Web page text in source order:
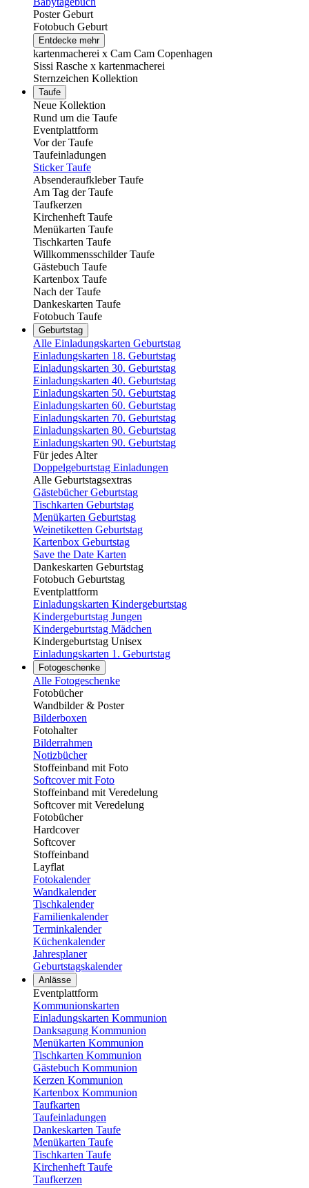
Poster Geburt
Fotobuch Geburt
Entdecke mehr
kartenmacherei x Cam Cam Copenhagen
Sissi Rasche x kartenmacherei
Sternzeichen Kollektion
Taufe
Neue Kollektion
Rund um die Taufe
Eventplattform
Vor der Taufe
Taufeinladungen
Sticker Taufe
Absenderaufkleber Taufe
Am Tag der Taufe
Taufkerzen
Kirchenheft Taufe
Menükarten Taufe
Tischkarten Taufe
Willkommensschilder Taufe
Gästebuch Taufe
Kartenbox Taufe
Nach der Taufe
Dankeskarten Taufe
Fotobuch Taufe
Geburtstag
Alle Einladungskarten Geburtstag
Einladungskarten 18. Geburtstag
Einladungskarten 30. Geburtstag
Einladungskarten 40. Geburtstag
Einladungskarten 50. Geburtstag
Einladungskarten 60. Geburtstag
Einladungskarten 70. Geburtstag
Einladungskarten 80. Geburtstag
Einladungskarten 90. Geburtstag
Für jedes Alter
Doppelgeburtstag Einladungen
Alle Geburtstagsextras
Gästebücher Geburtstag
Tischkarten Geburtstag
Menükarten Geburtstag
Weinetiketten Geburtstag
Kartenbox Geburtstag
Save the Date Karten
Dankeskarten Geburtstag
Fotobuch Geburtstag
Eventplattform
Einladungskarten Kindergeburtstag
Kindergeburtstag Jungen
Kindergeburtstag Mädchen
Kindergeburtstag Unisex
Einladungskarten 1. Geburtstag
Fotogeschenke
Alle Fotogeschenke
Fotobücher
Wandbilder & Poster
Bilderboxen
Fotohalter
Bilderrahmen
Notizbücher
Stoffeinband mit Foto
Softcover mit Foto
Stoffeinband mit Veredelung
Softcover mit Veredelung
Fotobücher
Hardcover
Softcover
Stoffeinband
Layflat
Fotokalender
Wandkalender
Tischkalender
Familienkalender
Terminkalender
Küchenkalender
Jahresplaner
Geburtstagskalender
Anlässe
Eventplattform
Kommunionskarten
Einladungskarten Kommunion
Danksagung Kommunion
Menükarten Kommunion
Tischkarten Kommunion
Gästebuch Kommunion
Kerzen Kommunion
Kartenbox Kommunion
Taufkarten
Taufeinladungen
Dankeskarten Taufe
Menükarten Taufe
Tischkarten Taufe
Kirchenheft Taufe
Taufkerzen